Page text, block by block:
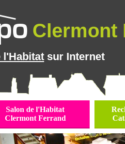
Clermont
l'Habitat sur Internet
Salon de l'Habitat
Clermont Ferrand